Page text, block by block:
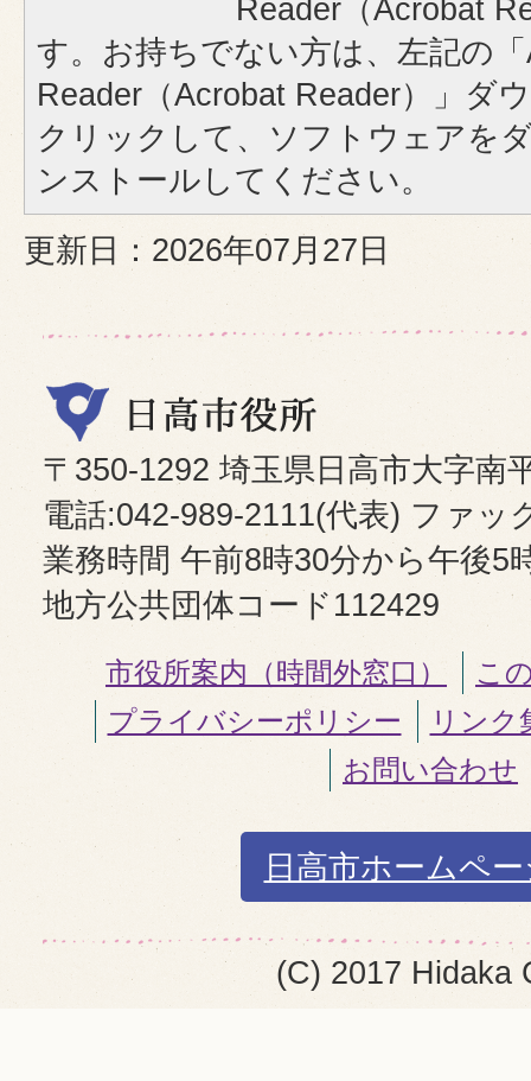
Reader（Acrobat
す。お持ちでない方は、左記の
Reader（Acrobat Reader）」ダ
クリックして、ソフトウェアを
ンストールしてください。
更新日：2026年07月27日
〒350-1292 埼玉県日高市大字南
電話:042-989-2111(代表) ファッ
業務時間 午前8時30分から午後5
地方公共団体コード112429
市役所案内（時間外窓口）
こ
プライバシーポリシー
リンク
お問い合わせ
日高市ホームペ
(C) 2017 Hidaka